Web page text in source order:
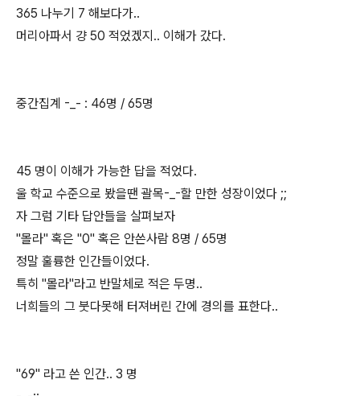
365 나누기 7 해보다가..
머리아파서 걍 50 적었겠지.. 이해가 갔다.
중간집계 -_- : 46명 / 65명
45 명이 이해가 가능한 답을 적었다.
울 학교 수준으로 봤을땐 괄목-_-할 만한 성장이었다 ;;
자 그럼 기타 답안들을 살펴보자
"몰라" 혹은 "0" 혹은 안쓴사람 8명 / 65명
정말 훌륭한 인간들이었다.
특히 "몰라"라고 반말체로 적은 두명..
너희들의 그 붓다못해 터져버린 간에 경의를 표한다..
"69" 라고 쓴 인간.. 3 명